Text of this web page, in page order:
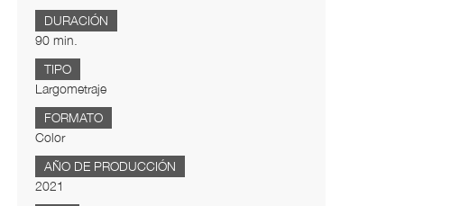
DURACIÓN
90 min.
TIPO
Largometraje
FORMATO
Color
AÑO DE PRODUCCIÓN
2021